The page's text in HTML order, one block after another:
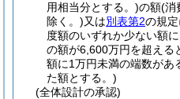
用相当分とする。)の額(消
除く。)又は別表第2の規
度額のいずれか少ない額
の額が6,600万円を超える
額に1万円未満の端数があ
た額とする。)
(全体設計の承認)